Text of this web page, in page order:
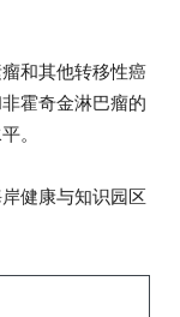
和其他转移性癌
霍奇金淋巴瘤的
。
健康与知识园区